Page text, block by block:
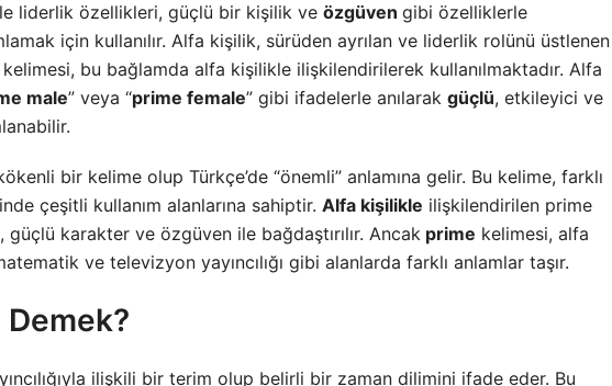
liderlik özellikleri, güçlü bir kişilik ve özgüven gibi özelliklerle
için kullanılır. Alfa kişilik, sürüden ayrılan ve liderlik rolünü üstlenen
bu bağlamda alfa kişilikle ilişkilendirilerek kullanılmaktadır. Alfa
male” veya “prime female” gibi ifadelerle anılarak güçlü, etkileyici ve
bir kelime olup Türkçe’de “önemli” anlamına gelir. Bu kelime, farklı
çeşitli kullanım alanlarına sahiptir. Alfa kişilikle ilişkilendirilen prime
karakter ve özgüven ile bağdaştırılır. Ancak prime kelimesi, alfa
ve televizyon yayıncılığı gibi alanlarda farklı anlamlar taşır.
ilişkili bir terim olup belirli bir zaman dilimini ifade eder. Bu